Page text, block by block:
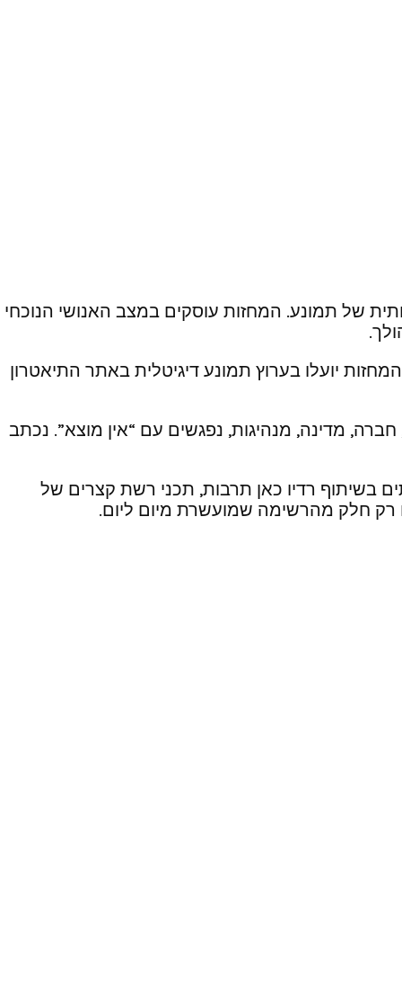
של תמונע. המחזות עוסקים במצב האנושי הנוכחי
יועלו בערוץ תמונע דיגיטלית באתר התיאטרון
מדינה, מנהיגות, נפגשים עם “אין מוצא”. נכתב
בשיתוף רדיו כאן תרבות, תכני רשת קצרים של
רק חלק מהרשימה שמועשרת מיום ליום.